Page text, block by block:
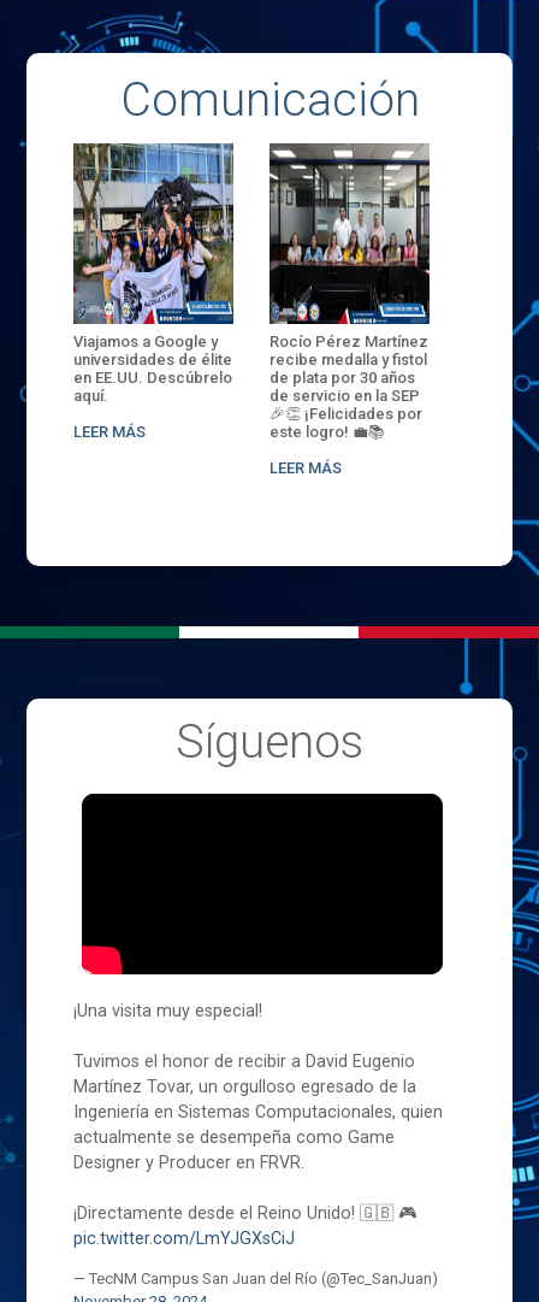
Comunicación
Viajamos a Google y
universidades de élite
en EE.UU. Descúbrelo
aquí.
LEER MÁS
Rocío Pérez Martínez
recibe medalla y fistol
de plata por 30 años
de servicio en la SEP
🎉👏 ¡Felicidades por
este logro! 💼📚
LEER MÁS
ENECB-
del
batalla.
32
sede
Síguenos
¡Una visita muy especial!
Tuvimos el honor de recibir a David Eugenio
Martínez Tovar, un orgulloso egresado de la
Ingeniería en Sistemas Computacionales, quien
actualmente se desempeña como Game
Designer y Producer en FRVR.
¡Directamente desde el Reino Unido! 🇬🇧 🎮
pic.twitter.com/LmYJGXsCiJ
— TecNM Campus San Juan del Río (@Tec_SanJuan)